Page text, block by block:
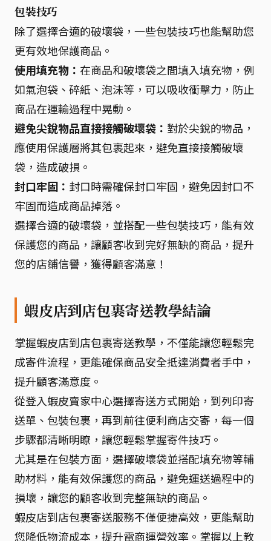
包裝技巧
除了選擇合適的破壞袋，一些包裝技巧也能幫助您
更有效地保護商品。
使用填充物： 在商品和破壞袋之間填入填充物，例
如氣泡袋、碎紙、泡沫等，可以吸收衝擊力，防止
商品在運輸過程中晃動。
避免尖銳物品直接接觸破壞袋： 對於尖銳的物品，
應使用保護層將其包裹起來，避免直接接觸破壞
袋，造成破損。
封口牢固： 封口時需確保封口牢固，避免因封口不
牢固而造成商品掉落。
選擇合適的破壞袋，並搭配一些包裝技巧，能有效
保護您的商品，讓顧客收到完好無缺的商品，提升
您的店鋪信譽，獲得顧客滿意！
蝦皮店到店包裹寄送教學結論
掌握蝦皮店到店包裹寄送教學，不僅能讓您輕鬆完
成寄件流程，更能確保商品安全抵達消費者手中，
提升顧客滿意度。
從登入蝦皮賣家中心選擇寄送方式開始，到列印寄
送單、包裝包裹，再到前往便利商店交寄，每一個
步驟都清晰明瞭，讓您輕鬆掌握寄件技巧。
尤其是在包裝方面，選擇破壞袋並搭配填充物等輔
助材料，能有效保護您的商品，避免運送過程中的
損壞，讓您的顧客收到完整無缺的商品。
蝦皮店到店包裹寄送服務不僅便捷高效，更能幫助
您降低物流成本，提升電商運營效率。掌握以上教